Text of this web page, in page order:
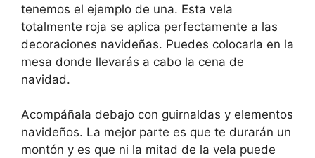
tenemos el ejemplo de una. Esta vela
totalmente roja se aplica perfectamente a las
decoraciones navideñas. Puedes colocarla en la
mesa donde llevarás a cabo la cena de
navidad.
Acompáñala debajo con guirnaldas y elementos
navideños. La mejor parte es que te durarán un
montón y es que ni la mitad de la vela puede